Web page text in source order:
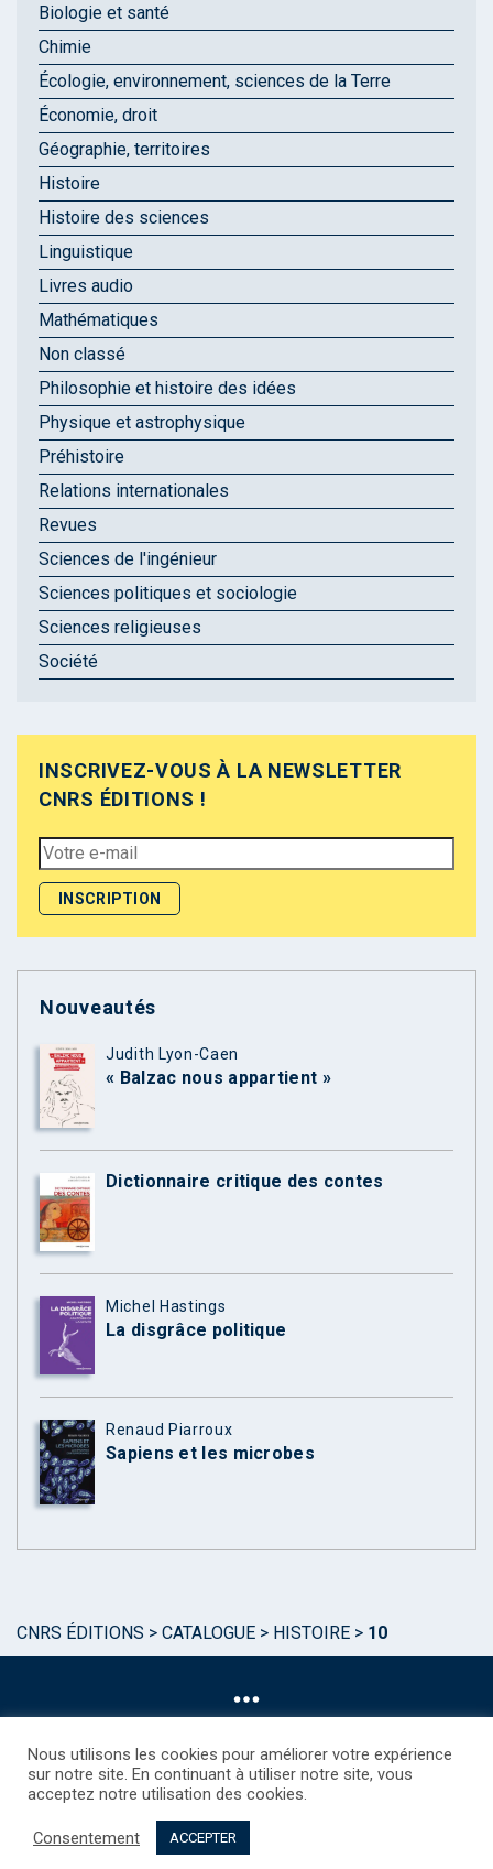
Biologie et santé
Chimie
Écologie, environnement, sciences de la Terre
Économie, droit
Géographie, territoires
Histoire
Histoire des sciences
Linguistique
Livres audio
Mathématiques
Non classé
Philosophie et histoire des idées
Physique et astrophysique
Préhistoire
Relations internationales
Revues
Sciences de l'ingénieur
Sciences politiques et sociologie
Sciences religieuses
Société
INSCRIVEZ-VOUS À LA NEWSLETTER
CNRS ÉDITIONS !
Nouveautés
Judith Lyon-Caen
« Balzac nous appartient »
Dictionnaire critique des contes
Michel Hastings
La disgrâce politique
Renaud Piarroux
Sapiens et les microbes
CNRS ÉDITIONS > CATALOGUE > HISTOIRE > 10
©CNRS EDITIONS 2025
Droits étrangers / Foreign rights
Nous utilisons les cookies pour améliorer votre expérience
sur notre site. En continuant à utiliser notre site, vous
acceptez notre utilisation des cookies.
Consentement ACCEPTER